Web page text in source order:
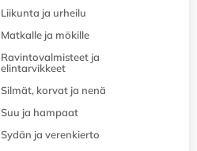
Liikunta ja urheilu
Matkalle ja mökille
Ravintovalmisteet ja
elintarvikkeet
Silmät, korvat ja nenä
Suu ja hampaat
Sydän ja verenkierto